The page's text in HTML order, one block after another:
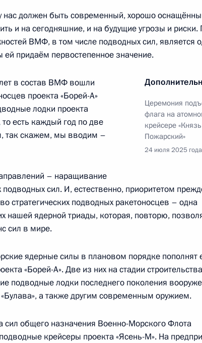
и Андреем Пучковым
области Александром
сил ВМФ
на атомном крейсере «Князь
нас должен быть современный, хорошо
и на сегодняшние, и на будущие угрозы и риски.
ВМФ, в том числе подводных сил, является
придаём первостепенное значение.
Церемония
флага на
крейсере «Князь
Пожарский»
24 июля 2025 года
в состав ВМФ вошли
проекта «Борей-А»
лодки проекта
есть каждый год по две
так скажем, мы вводим –
– наращивание
подводных сил. И, естественно, приоритетом
стратегических подводных ракетоносцев – одна
нашей ядерной триады, которая, повторю,
сил в мире.
ядерные силы в плановом порядке пополнят
«Борей-А». Две из них на стадии строительства
подводные лодки последнего поколения
а также другим современным оружием.
сил общего назначения Военно-Морского Флота
крейсеры проекта «Ясень-М». На